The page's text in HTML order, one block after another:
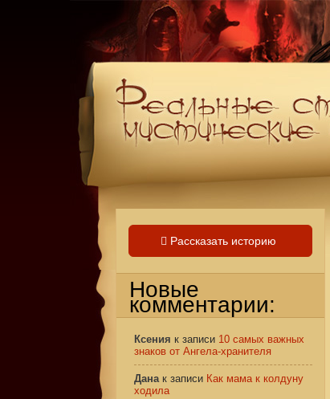
Рассказать историю
Новые
комментарии:
Ксения к записи 10 самых важных
знаков от Ангела-хранителя
Данак записи Как мама к колдуну
ходила